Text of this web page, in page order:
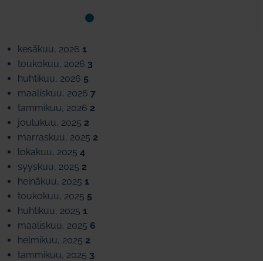
kesäkuu, 2026 1
toukokuu, 2026 3
huhtikuu, 2026 5
maaliskuu, 2026 7
tammikuu, 2026 2
joulukuu, 2025 2
marraskuu, 2025 2
lokakuu, 2025 4
syyskuu, 2025 2
heinäkuu, 2025 1
toukokuu, 2025 5
huhtikuu, 2025 1
maaliskuu, 2025 6
helmikuu, 2025 2
tammikuu, 2025 3